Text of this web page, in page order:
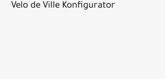
Velo de Ville Konfigurator